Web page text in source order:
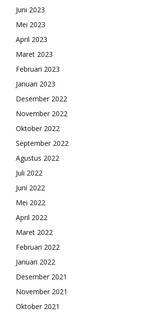
Juni 2023
Mei 2023
April 2023
Maret 2023
Februari 2023
Januari 2023
Desember 2022
November 2022
Oktober 2022
September 2022
Agustus 2022
Juli 2022
Juni 2022
Mei 2022
April 2022
Maret 2022
Februari 2022
Januari 2022
Desember 2021
November 2021
Oktober 2021